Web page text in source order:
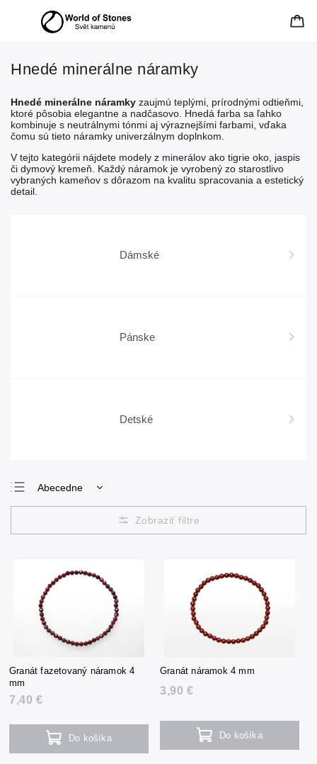
Hnedé minerálne náramky
Hnedé minerálne náramky zaujmú teplými, prírodnými odtieňmi,
ktoré pôsobia elegantne a nadčasovo. Hnedá farba sa ľahko
kombinuje s neutrálnymi tónmi aj výraznejšími farbami, vďaka
čomu sú tieto náramky univerzálnym doplnkom.
V tejto kategórii nájdete modely z minerálov ako tigrie oko, jaspis
či dymový kremeň. Každý náramok je vyrobený zo starostlivo
vybraných kameňov s dôrazom na kvalitu spracovania a estetický
detail.
Dámské
Pánske
Detské
Abecedne
Najlacnejšie
Najdrahšie
Granát fazetovaný náramok 4
mm
7,40 €
Do košíka
Granát náramok 4 mm
3,90 €
Do košíka